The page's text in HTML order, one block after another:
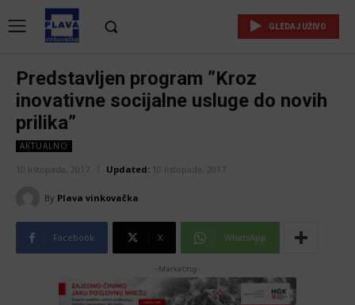
GLEDAJ UŽIVO
Predstavljen program ”Kroz
inovativne socijalne usluge do novih
prilika”
AKTUALNO
10 listopada, 2017 Updated: 10 listopada, 2017
By Plava vinkovačka
Facebook X WhatsApp
-Marketing-